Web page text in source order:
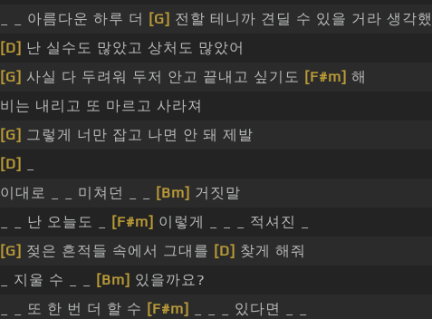
_ _ 아름다운 하루 더
[G] 전할 테니까 견딜 수 있을 거라 생각
[D] 난 실수도 많았고 상처도 많았어
[G] 사실 다 두려워 두저 안고 끝내고 싶기도 [F#m] 해
비는 내리고 또 마르고 사라져
[G] 그렇게 너만 잡고 나면 안 돼 제발
[D]
이대로 _ _ 미쳐던 _ _
[Bm] 거짓말
_ _ 난 오늘도 _
[F#m] 이렇게 _ _ _ 적셔진 _
[G] 젖은 흔적들 속에서 그대를 [D] 찾게 해줘
_ 지울 수 _ _
[Bm] 있을까요?
_ _ 또 한 번 더 할 수 [F#m]
_ _ _ 있다면 _ _